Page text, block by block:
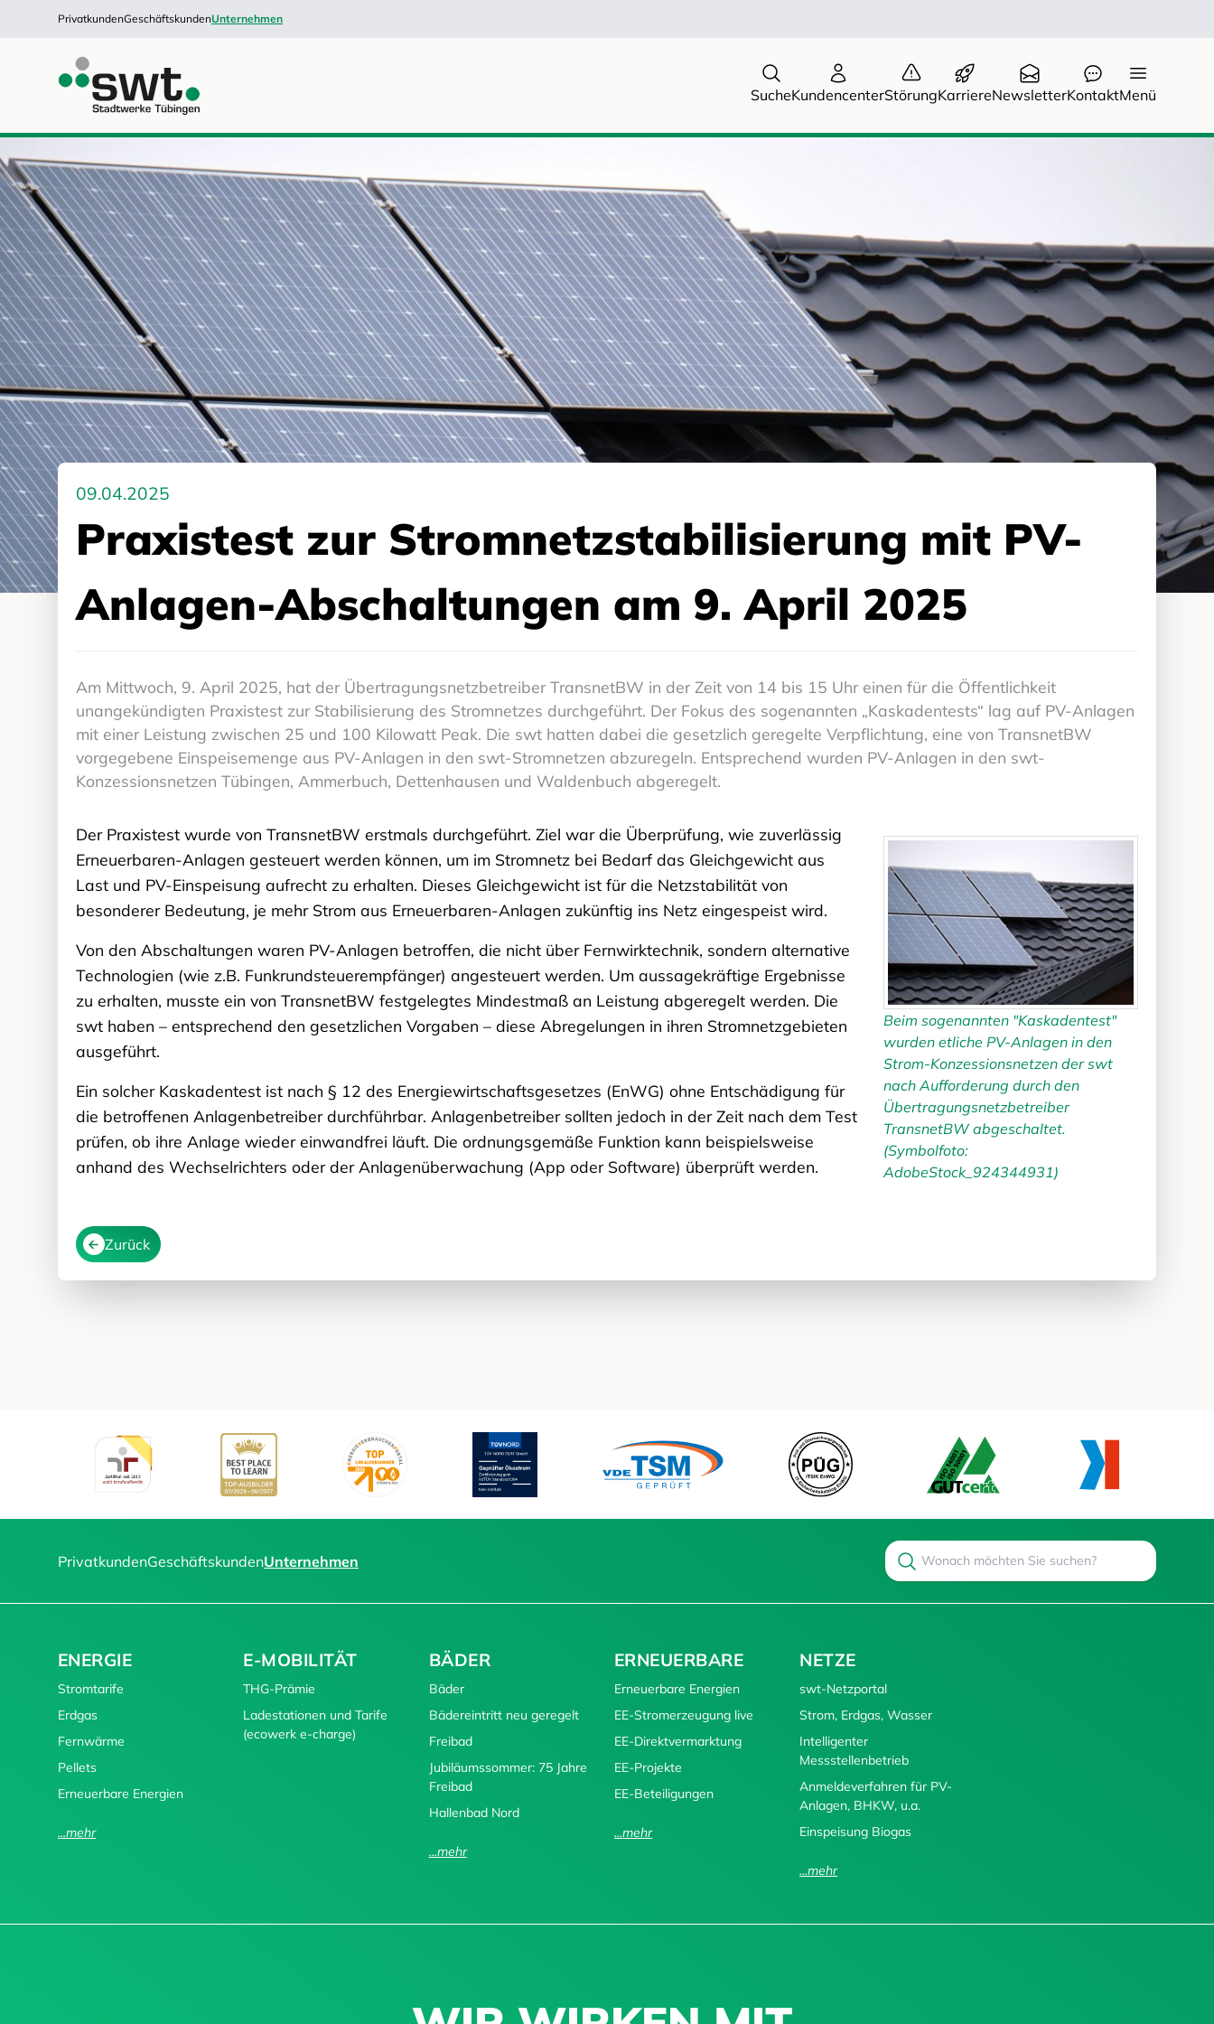
PrivatkundenGeschäftskundenUnternehmen
SucheKundencenterStörungKarriereNewsletterKontaktMenü
09.04.2025
Praxistest zur Stromnetzstabilisierung mit PV-
Anlagen-Abschaltungen am 9. April 2025
Am Mittwoch, 9. April 2025, hat der Übertragungsnetzbetreiber TransnetBW in der Zeit von 14 bis 15 Uhr einen für die Öffentlichkeit
unangekündigten Praxistest zur Stabilisierung des Stromnetzes durchgeführt. Der Fokus des sogenannten „Kaskadentests“ lag auf PV-Anlagen
mit einer Leistung zwischen 25 und 100 Kilowatt Peak. Die swt hatten dabei die gesetzlich geregelte Verpflichtung, eine von TransnetBW
vorgegebene Einspeisemenge aus PV-Anlagen in den swt-Stromnetzen abzuregeln. Entsprechend wurden PV-Anlagen in den swt-
Konzessionsnetzen Tübingen, Ammerbuch, Dettenhausen und Waldenbuch abgeregelt.
Beim sogenannten "Kaskadentest"
wurden etliche PV-Anlagen in den
Strom-Konzessionsnetzen der swt
nach Aufforderung durch den
Übertragungsnetzbetreiber
TransnetBW abgeschaltet.
(Symbolfoto:
AdobeStock_924344931)
Der Praxistest wurde von TransnetBW erstmals durchgeführt. Ziel war die Überprüfung, wie zuverlässig
Erneuerbaren-Anlagen gesteuert werden können, um im Stromnetz bei Bedarf das Gleichgewicht aus
Last und PV-Einspeisung aufrecht zu erhalten. Dieses Gleichgewicht ist für die Netzstabilität von
besonderer Bedeutung, je mehr Strom aus Erneuerbaren-Anlagen zukünftig ins Netz eingespeist wird.
Von den Abschaltungen waren PV-Anlagen betroffen, die nicht über Fernwirktechnik, sondern alternative
Technologien (wie z.B. Funkrundsteuerempfänger) angesteuert werden. Um aussagekräftige Ergebnisse
zu erhalten, musste ein von TransnetBW festgelegtes Mindestmaß an Leistung abgeregelt werden. Die
swt haben – entsprechend den gesetzlichen Vorgaben – diese Abregelungen in ihren Stromnetzgebieten
ausgeführt.
Ein solcher Kaskadentest ist nach § 12 des Energiewirtschaftsgesetzes (EnWG) ohne Entschädigung für
die betroffenen Anlagenbetreiber durchführbar. Anlagenbetreiber sollten jedoch in der Zeit nach dem Test
prüfen, ob ihre Anlage wieder einwandfrei läuft. Die ordnungsgemäße Funktion kann beispielsweise
anhand des Wechselrichters oder der Anlagenüberwachung (App oder Software) überprüft werden.
Zurück
PrivatkundenGeschäftskundenUnternehmen
Search
ENERGIE
Stromtarife
Erdgas
Fernwärme
Pellets
Erneuerbare Energien
...mehr
E-MOBILITÄT
THG-Prämie
Ladestationen und Tarife
(ecowerk e-charge)
BÄDER
Bäder
Bädereintritt neu geregelt
Freibad
Jubiläumssommer: 75 Jahre
Freibad
Hallenbad Nord
...mehr
ERNEUERBARE
Erneuerbare Energien
EE-Stromerzeugung live
EE-Direktvermarktung
EE-Projekte
EE-Beteiligungen
...mehr
NETZE
swt-Netzportal
Strom, Erdgas, Wasser
Intelligenter
Messstellenbetrieb
Anmeldeverfahren für PV-
Anlagen, BHKW, u.a.
Einspeisung Biogas
...mehr